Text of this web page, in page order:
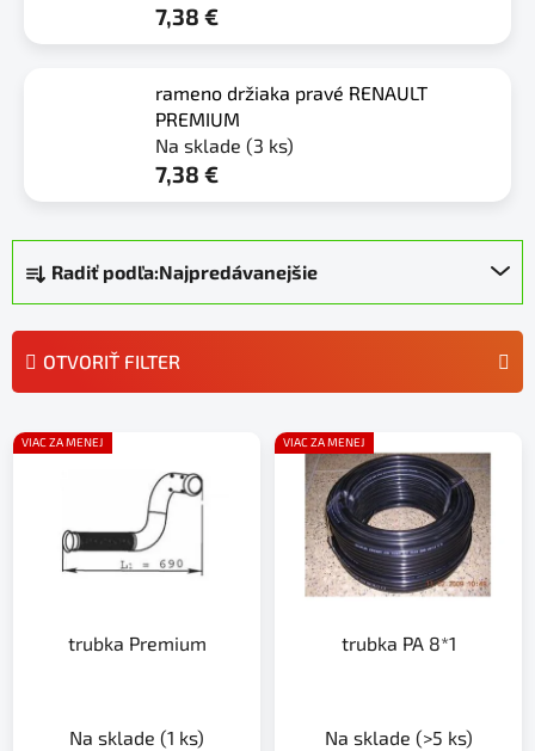
7,38 €
rameno držiaka pravé RENAULT
PREMIUM
Na sklade (3 ks)
7,38 €
R
a
d
e
n
e
Radiť podľa:Najpredávanejšie
OTVORIŤ FILTER
V
ý
VIAC ZA MENEJ
trubka Premium
Na sklade (1 ks)
VIAC ZA MENEJ
trubka PA 8*1
Na sklade (>5 ks)